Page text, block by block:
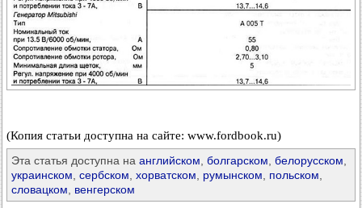
(Копия статьи доступна на сайте: www.fordbook.ru)
Эта статья доступна на английском, болгарском, белорусском,
украинском, сербском, хорватском, румынском, польском,
словацком, венгерском